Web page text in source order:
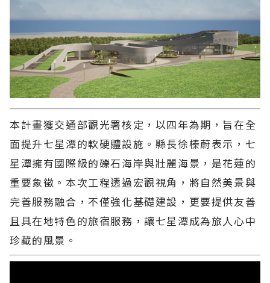
本計畫獲交通部觀光署核定，以四年為期，旨在全
面提升七星潭的軟硬體設施。縣長徐榛蔚表示，七
星潭擁有國際級的礫石海岸與壯麗海景，是花蓮的
重要象徵。本次工程透過宏觀視角，將自然美景與
完善服務融合，不僅強化基礎建設，更要提供友善
且具在地特色的旅宿服務，讓七星潭成為旅人心中
珍藏的風景。